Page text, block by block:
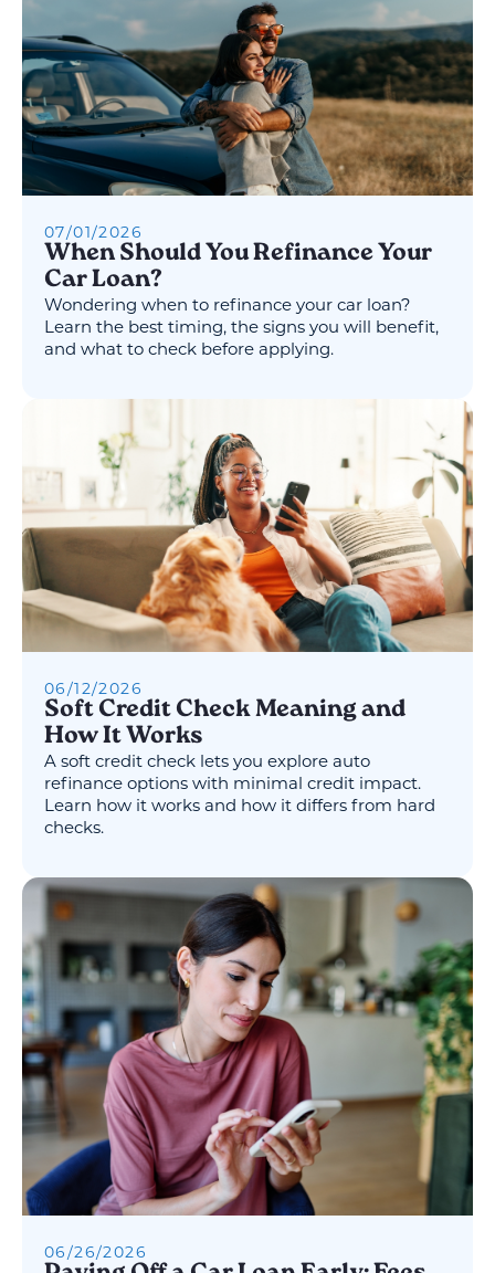
07/01/2026
When Should You Refinance Your
Car Loan?
Wondering when to refinance your car loan?
Learn the best timing, the signs you will benefit,
and what to check before applying.
06/12/2026
Soft Credit Check Meaning and
How It Works
A soft credit check lets you explore auto
refinance options with minimal credit impact.
Learn how it works and how it differs from hard
checks.
06/26/2026